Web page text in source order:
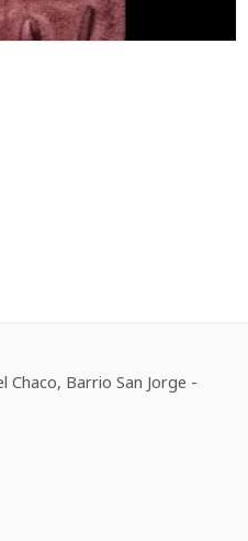
Chaco, Barrio San Jorge -